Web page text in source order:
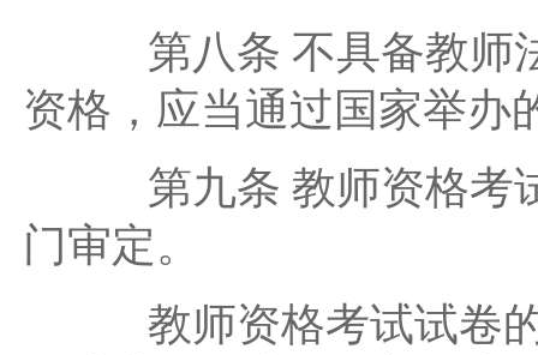
第八条 不具备教师法
资格，应当通过国家举办
第九条 教师资格考试
门审定。
教师资格考试试卷的